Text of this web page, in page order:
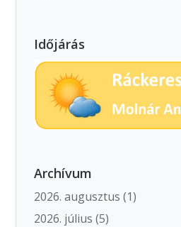
Időjárás
Archívum
2026. augusztus (1)
2026. július (5)